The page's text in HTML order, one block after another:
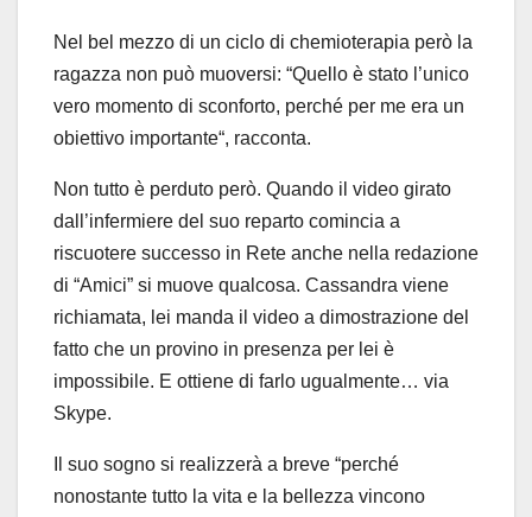
Nel bel mezzo di un ciclo di chemioterapia però la
ragazza non può muoversi: “Quello è stato l’unico
vero momento di sconforto, perché per me era un
obiettivo importante“, racconta.
Non tutto è perduto però. Quando il video girato
dall’infermiere del suo reparto comincia a
riscuotere successo in Rete anche nella redazione
di “Amici” si muove qualcosa. Cassandra viene
richiamata, lei manda il video a dimostrazione del
fatto che un provino in presenza per lei è
impossibile. E ottiene di farlo ugualmente… via
Skype.
Il suo sogno si realizzerà a breve “perché
nonostante tutto la vita e la bellezza vincono